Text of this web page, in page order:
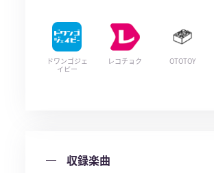
ドワンゴジェ
イピー
レコチョク OTOTOY
収録楽曲